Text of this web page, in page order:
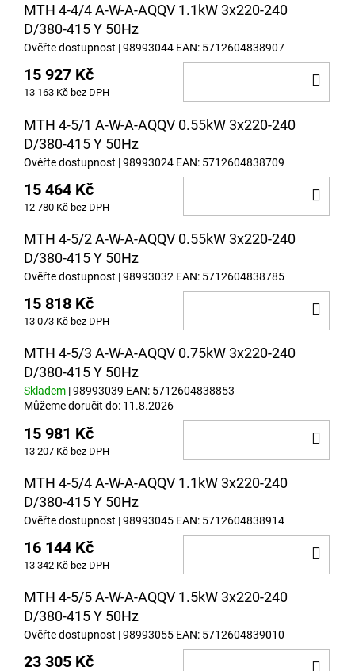
MTH 4-4/4 A-W-A-AQQV 1.1kW 3x220-240
D/380-415 Y 50Hz
Ověřte dostupnost | 98993044 EAN: 5712604838907
15 927 Kč
13 163 Kč bez DPH
MTH 4-5/1 A-W-A-AQQV 0.55kW 3x220-240
D/380-415 Y 50Hz
Ověřte dostupnost | 98993024 EAN: 5712604838709
15 464 Kč
12 780 Kč bez DPH
MTH 4-5/2 A-W-A-AQQV 0.55kW 3x220-240
D/380-415 Y 50Hz
Ověřte dostupnost | 98993032 EAN: 5712604838785
15 818 Kč
13 073 Kč bez DPH
MTH 4-5/3 A-W-A-AQQV 0.75kW 3x220-240
D/380-415 Y 50Hz
Skladem | 98993039 EAN: 5712604838853
Můžeme doručit do: 11.8.2026
15 981 Kč
13 207 Kč bez DPH
MTH 4-5/4 A-W-A-AQQV 1.1kW 3x220-240
D/380-415 Y 50Hz
Ověřte dostupnost | 98993045 EAN: 5712604838914
16 144 Kč
13 342 Kč bez DPH
MTH 4-5/5 A-W-A-AQQV 1.5kW 3x220-240
D/380-415 Y 50Hz
Ověřte dostupnost | 98993055 EAN: 5712604839010
23 305 Kč